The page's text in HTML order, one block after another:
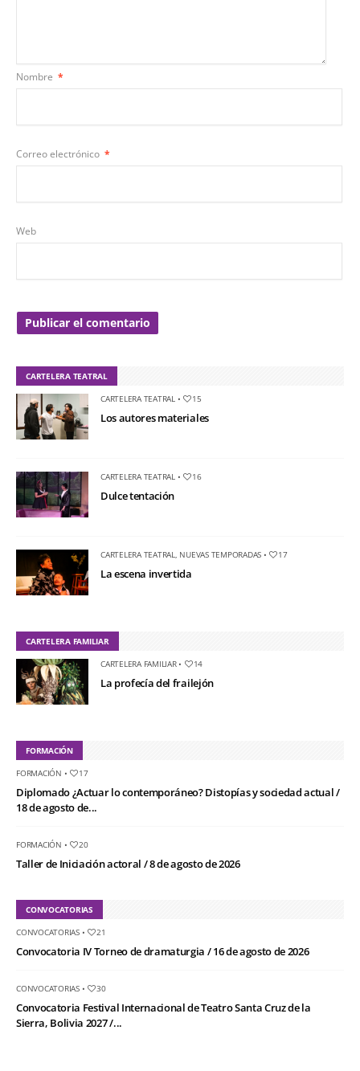
Nombre *
Correo electrónico *
Web
CARTELERA TEATRAL
CARTELERA TEATRAL• 15
Los autores materiales
CARTELERA TEATRAL• 16
Dulce tentación
CARTELERA TEATRAL, NUEVAS TEMPORADAS • 17
La escena invertida
CARTELERA FAMILIAR
CARTELERA FAMILIAR• 14
La profecía del frailejón
FORMACIÓN
FORMACIÓN • 17
Diplomado ¿Actuar lo contemporáneo? Distopías y sociedad actual /
18 de agosto de...
FORMACIÓN • 20
Taller de Iniciación actoral / 8 de agosto de 2026
CONVOCATORIAS
CONVOCATORIAS• 21
Convocatoria IV Torneo de dramaturgia / 16 de agosto de 2026
CONVOCATORIAS• 30
Convocatoria Festival Internacional de Teatro Santa Cruz de la
Sierra, Bolivia 2027 /...